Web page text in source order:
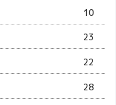
10
23
22
28